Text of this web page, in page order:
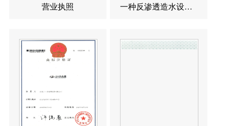
营业执照 一种反渗透造水设备发明专利